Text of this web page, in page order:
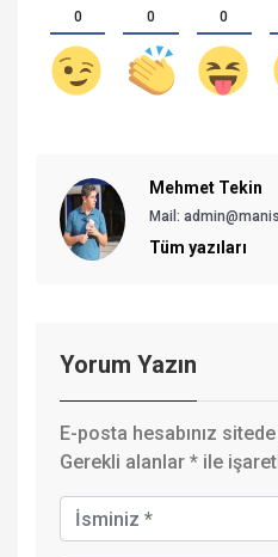
0 0 0
Mehmet Tekin
Mail:
Tüm yazıları
Yorum Yazın
E-posta hesabınız
Gerekli alanlar * ile